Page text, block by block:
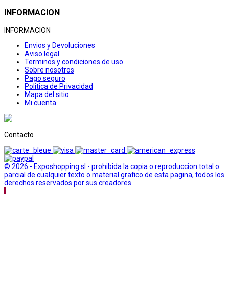
INFORMACION
INFORMACION
Envios y Devoluciones
Aviso legal
Terminos y condiciones de uso
Sobre nosotros
Pago seguro
Politica de Privacidad
Mapa del sitio
Mi cuenta
Contacto
© 2026 - Exposhopping sl - prohibida la copia o reproduccion total o
parcial de cualquier texto o material grafico de esta pagina, todos los
derechos reservados por sus creadores.